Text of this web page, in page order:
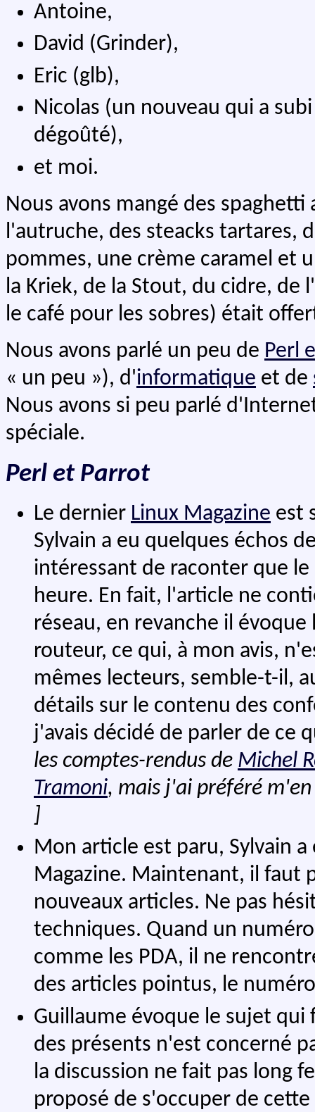
Antoine,
David (Grinder),
Eric (glb),
Nicolas (un nouveau qui a
dégoûté),
et moi.
Nous avons mangé des
l'autruche, des steacks tartares,
pommes, une crème caramel et
la Kriek, de la Stout, du cidre, de
le café pour les sobres) était
Nous avons parlé un peu de Perl
« un peu »), d'informatique et de
Nous avons si peu parlé
spéciale.
Perl et Parrot
Le dernier Linux Magazine est
Sylvain a eu quelques échos
intéressant de raconter que
heure. En fait, l'article ne
réseau, en revanche il
routeur, ce qui, à mon avis,
mêmes lecteurs, semble-t-il,
détails sur le contenu des
j'avais décidé de parler de ce
les comptes-rendus de Michel
Tramoni, mais j'ai préféré
]
Mon article est paru, Sylvain
Magazine. Maintenant, il faut
nouveaux articles. Ne pas
techniques. Quand un
comme les PDA, il ne
des articles pointus, le
Guillaume évoque le sujet qui
des présents n'est concerné
la discussion ne fait pas long
proposé de s'occuper de